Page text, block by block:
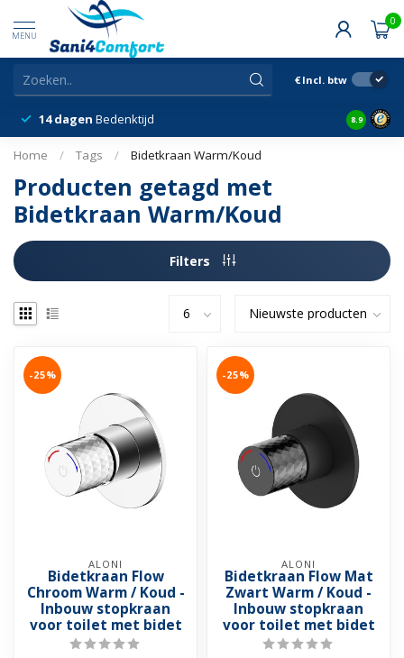
MENU
0
€ Incl. btw
14 dagen Bedenktijd Snelle
8.9
Home / Tags / Bidetkraan Warm/Koud
Producten getagd met
Bidetkraan Warm/Koud
Filters
-25%
ALONI
Bidetkraan Flow
Chroom Warm / Koud -
Inbouw stopkraan
voor toilet met bidet
-25%
ALONI
Bidetkraan Flow Mat
Zwart Warm / Koud -
Inbouw stopkraan
voor toilet met bidet